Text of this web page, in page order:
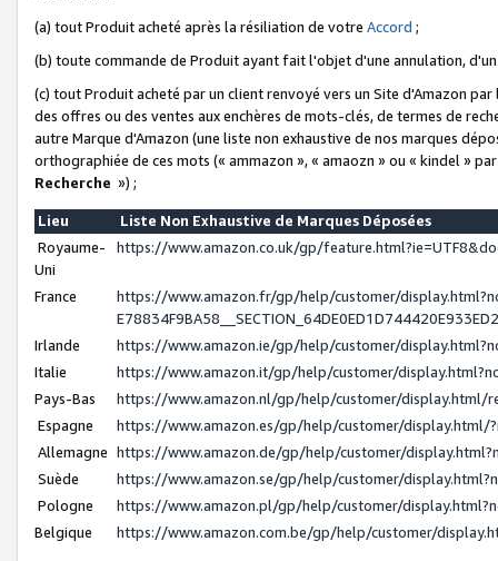
(a) tout Produit acheté après la résiliation de votre Accord ;
(b) toute commande de Produit ayant fait l'objet d'une annulation,
(c) tout Produit acheté par un client renvoyé vers un Site d'Amazon
des offres ou des ventes aux enchères de mots-clés, de termes de
autre Marque d'Amazon (une liste non exhaustive de nos marques
orthographiée de ces mots (« ammazon », « amaozn » ou « kindel »
Recherche ») ;
Lieu
Liste Non Exhaustive de Marques Déposées
Royaume-
Uni
https://www.amazon.co.uk/gp/
France
https://www.amazon.fr/gp/help/customer/
Irlande
https://www.amazon.ie/gp/help/customer/
Italie
https://www.amazon.it/gp/help/customer/
Pays-Bas
https://www.amazon.nl/gp/help/customer/display.html/
Espagne
https://www.amazon.es/gp/help/customer/display.html/
Allemagne https://www.amazon.de/gp/help/customer/
Suède
https://www.amazon.se/gp/help/customer/
Pologne
https://www.amazon.pl/gp/help/customer/
Belgique
https://www.amazon.com.be/gp/help/customer/